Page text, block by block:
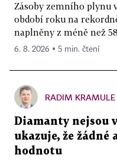
Zásoby zemního plynu
období roku na
naplněny z méně než
6. 8. 2026 ▪ 5 min. čtení
RADIM KRAMULE
Diamanty nejsou
ukazuje, že
hodnotu